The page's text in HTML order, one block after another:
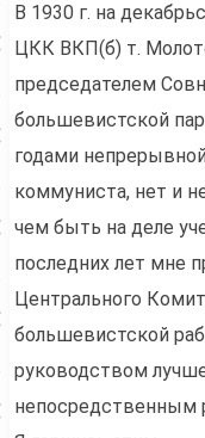
В 1930 г. на
ЦКК ВКП(б) т.
председателем
большевистской
годами
коммуниста, нет и
чем быть на деле
последних лет мне
Центрального
большевистской
руководством
непосредственным